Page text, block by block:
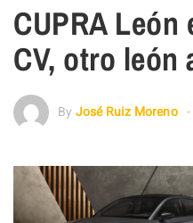
CUPRA León
CV, otro león
By José Ruiz Moreno